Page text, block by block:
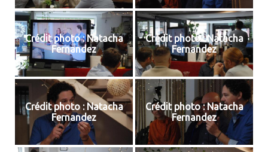
Crédit photo : Natacha
Fernandez
Crédit photo : Natacha
Fernandez
Crédit photo : Natacha
Fernandez
Crédit photo : Natacha
Fernandez